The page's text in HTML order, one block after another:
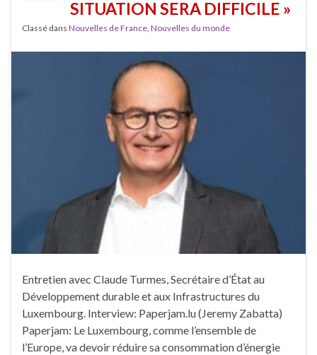
SITUATION SERA DIFFICILE »
Classé dans Nouvelles de France, Nouvelles du monde
Entretien avec Claude Turmes, Secrétaire d’État au
Développement durable et aux Infrastructures du
Luxembourg. Interview: Paperjam.lu (Jeremy Zabatta)
Paperjam: Le Luxembourg, comme l’ensemble de
l’Europe, va devoir réduire sa consommation d’énergie